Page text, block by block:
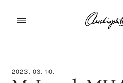
KEZDŐLAP
/
MCINTOSH MHA200 AVFORUMS
2023. 03. 10.